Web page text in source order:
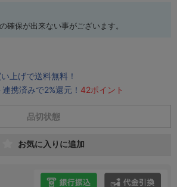
確保が出来ない事がございます。
上げで送料無料！
携済みで2%還元！ 42ポイント
品切状態
お気に入りに追加